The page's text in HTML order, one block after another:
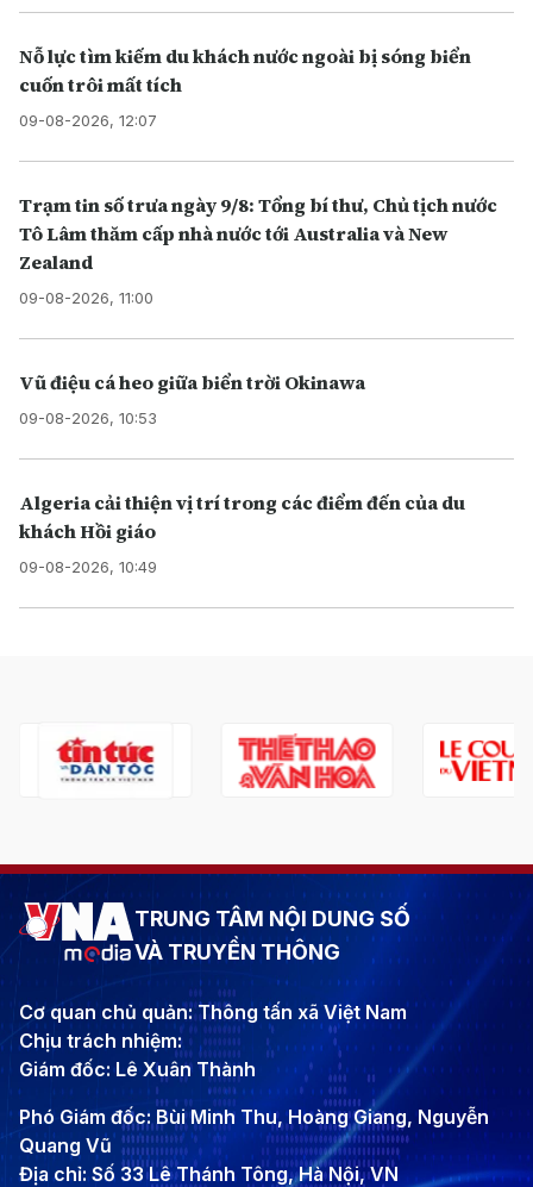
Nỗ lực tìm kiếm du khách nước ngoài bị sóng biển
cuốn trôi mất tích
09-08-2026, 12:07
Trạm tin số trưa ngày 9/8: Tổng bí thư, Chủ tịch nước
Tô Lâm thăm cấp nhà nước tới Australia và New
Zealand
09-08-2026, 11:00
Vũ điệu cá heo giữa biển trời Okinawa
09-08-2026, 10:53
Algeria cải thiện vị trí trong các điểm đến của du
khách Hồi giáo
09-08-2026, 10:49
TRUNG TÂM NỘI DUNG SỐ
VÀ TRUYỀN THÔNG
Cơ quan chủ quản: Thông tấn xã Việt Nam
Chịu trách nhiệm:
Giám đốc: Lê Xuân Thành
Phó Giám đốc: Bùi Minh Thu, Hoàng Giang, Nguyễn
Quang Vũ
Địa chỉ: Số 33 Lê Thánh Tông, Hà Nội, VN